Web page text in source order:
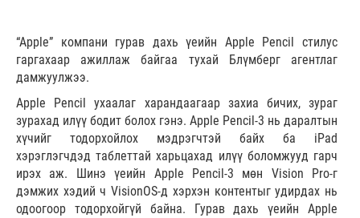
“Apple” компани гурав дахь үеийн Apple Pencil стилус
гаргахаар ажиллаж байгаа тухай Блүмберг агентлаг
дамжуулжээ.
Apple Pencil ухаалаг харандаагаар захиа бичих, зураг
зурахад илүү бодит болох гэнэ. Apple Pencil-3 нь даралтын
хүчийг тодорхойлох мэдрэгчтэй байх ба iPad
хэрэглэгчдэд таблеттай харьцахад илүү боломжууд гарч
ирэх аж. Шинэ үеийн Apple Pencil-3 мөн Vision Pro-г
дэмжих хэдий ч VisionOS-д хэрхэн контентыг удирдах нь
одоогоор тодорхойгүй байна. Гурав дахь үеийн Apple